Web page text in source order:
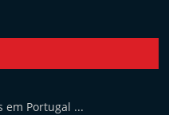
em Portugal ...